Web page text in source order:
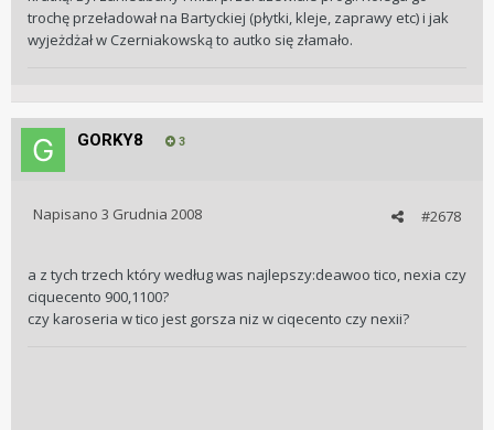
trochę przeładował na Bartyckiej (płytki, kleje, zaprawy etc) i jak
wyjeżdżał w Czerniakowską to autko się złamało.
GORKY8 3
#2678
Napisano 3 Grudnia 2008
a z tych trzech który według was najlepszy:deawoo tico, nexia czy
ciquecento 900,1100?
czy karoseria w tico jest gorsza niz w ciqecento czy nexii?